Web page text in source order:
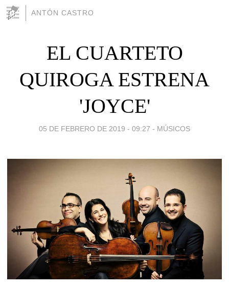
ANTÓN CASTRO
EL CUARTETO
QUIROGA ESTRENA
'JOYCE'
05 DE FEBRERO DE 2019 - 09:27 - MÚSICOS